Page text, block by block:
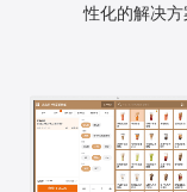
性化的解决